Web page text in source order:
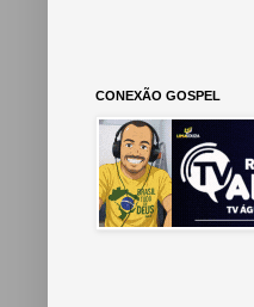
CONEXÃO GOSPEL